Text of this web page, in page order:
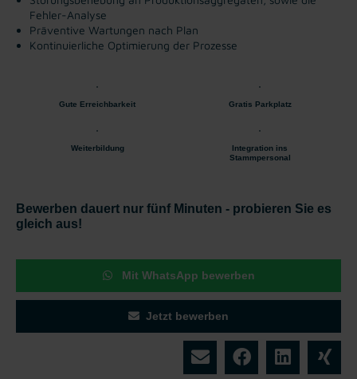
Fehler-Analyse
Präventive Wartungen nach Plan
Kontinuierliche Optimierung der Prozesse
Gute Erreichbarkeit Gratis Parkplatz
Weiterbildung
Integration ins
Stammpersonal
Bewerben dauert nur fünf Minuten - probieren Sie es
gleich aus!
Mit WhatsApp bewerben
Jetzt bewerben